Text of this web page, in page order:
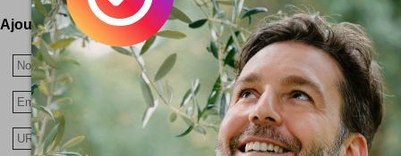
Ajoutez votre avis !